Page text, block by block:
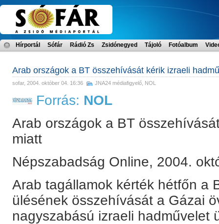
Hírportál Sófár Rádió Zs Zsidónegyed Tájoló Fotóalbum
Arab országok a BT összehívását kérik izraeli
sofar, 2004. október 04. 16:36 JNA24 médiafigyelő NOL
Forrás: NOL
Arab országok a BT
miatt
Népszabadság Online, 2004.
Arab tagállamok kérték hétfőn a
ülésének összehívását a Gázai
nagyszabású izraeli hadművelet